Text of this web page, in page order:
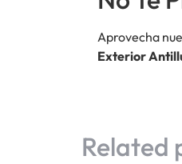
Aprovecha
Exterior
Related